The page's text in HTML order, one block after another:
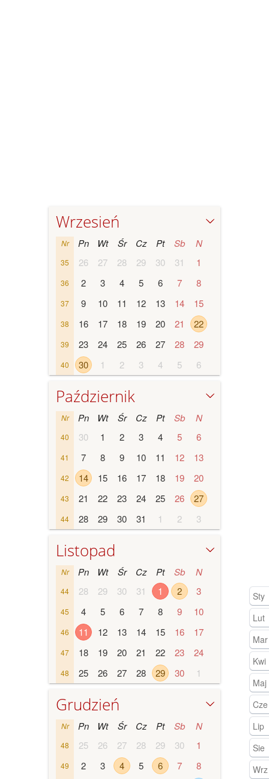
Wrzesień
Nr Pn Wt Śr Cz Pt Sb N
35 26 27 28 29 30 31 1
36 2 3 4 5 6 7 8
37 9 10 11 12 13 14 15
38 16 17 18 19 20 21 22
39 23 24 25 26 27 28 29
40 30 1 2 3 4 5 6
Październik
Nr Pn Wt Śr Cz Pt Sb N
40 30 1 2 3 4 5 6
41 7 8 9 10 11 12 13
42 14 15 16 17 18 19 20
43 21 22 23 24 25 26 27
44 28 29 30 31 1 2 3
Listopad
Nr Pn Wt Śr Cz Pt Sb N
44 28 29 30 31 1 2 3
45 4 5 6 7 8 9 10
46 11 12 13 14 15 16 17
47 18 19 20 21 22 23 24
48 25 26 27 28 29 30 1
Grudzień
Nr Pn Wt Śr Cz Pt Sb N
48 25 26 27 28 29 30 1
49 2 3 4 5 6 7 8
Sty
Lut
Mar
Kwi
Maj
Cze
Lip
Sie
Wrz